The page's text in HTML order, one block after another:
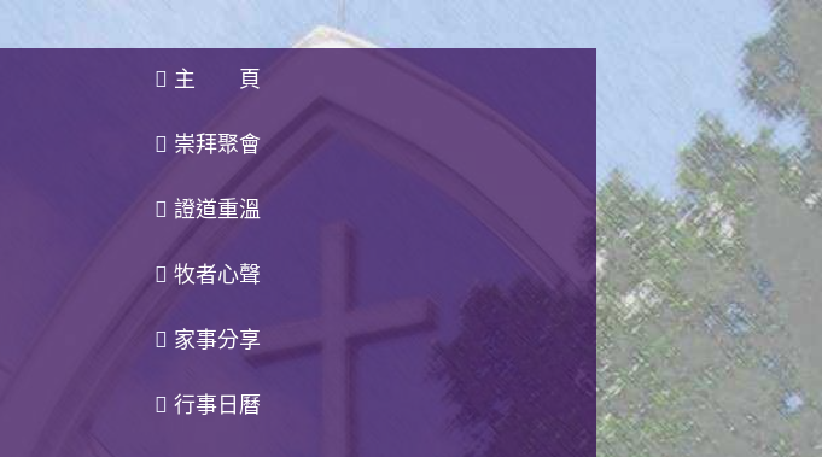
主 頁
崇拜聚會
證道重溫
牧者心聲
家事分享
行事日曆